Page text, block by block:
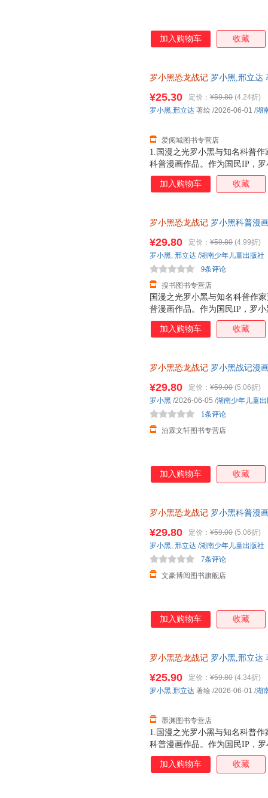
加入购物车 收藏
罗小黑恐龙战记 罗小黑,邢立达
1.国漫之光罗小黑与知名科普
科普漫画作品。作为国民IP，
动画于2011年开始播放，B站
3.15亿票房，同名漫画书2015
得主，中国古生物学会科普工
20种恐龙的100+知识，兼具专
进恐龙世界，与这些史前巨兽
黑与恐龙猎人邢达达对话的方
¥25.30 定价： ¥59.80 (4.24折)
爱阅城图书专营店
罗小黑,邢立达 著绘 /2026-06-01 /湖
加入购物车 收藏
罗小黑恐龙战记 罗小黑科普漫
国漫之光罗小黑与知名科普作
普漫画作品。作为国民IP，罗
画于2011年开始播放，B站播
亿票房，同名漫画书2015年上
中国古生物学会科普工作委员
100 知识，兼具专业性和趣味
界，与这些史前巨兽深度互动
人邢达达对话的方式，生动讲
¥29.80 定价： ¥59.80 (4.99折)
搜书图书专营店
9条评论
罗小黑, 邢立达 /湖南少年儿童出版社
加入购物车 收藏
罗小黑恐龙战记 罗小黑战记漫
¥29.80 定价： ¥59.00 (5.06折)
泊霖文轩图书专营店
1条评论
罗小黑 /2026-06-05 /湖南少年儿童
加入购物车 收藏
罗小黑恐龙战记 罗小黑科普漫
知识点。搭配化石实景指南，
前冒险之旅吧。
¥29.80 定价： ¥59.00 (5.06折)
文豪博阅图书旗舰店
7条评论
罗小黑, 邢立达 /湖南少年儿童出版社
加入购物车 收藏
罗小黑恐龙战记 罗小黑,邢立达
1.国漫之光罗小黑与知名科普
科普漫画作品。作为国民IP，
动画于2011年开始播放，B站
3.15亿票房，同名漫画书2015
¥25.90 定价： ¥59.80 (4.34折)
墨渊图书专营店
罗小黑,邢立达 著绘 /2026-06-01 /湖
加入购物车 收藏